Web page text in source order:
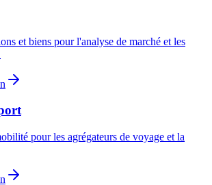
et biens pour l'analyse de marché et les
pour les agrégateurs de voyage et la